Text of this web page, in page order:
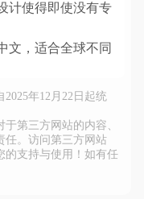
计使得即使没有专
文，适合全球不同
年12月22日起统
第三方网站的内容、
任。访问第三方网站
的支持与使用！如有任